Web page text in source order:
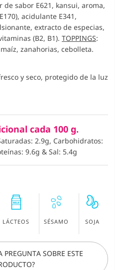
sabor E621, kansui, aroma,
acidulante E341,
extracto de especias,
(B2, B1). TOPPINGS:
zanahorias, cebolleta.
y seco, protegido de la luz
cada 100 g.
2.9g, Carbohidratos:
9.6g & Sal: 5.4g
LÁCTEOS SÉSAMO SOJA
PREGUNTA SOBRE ESTE